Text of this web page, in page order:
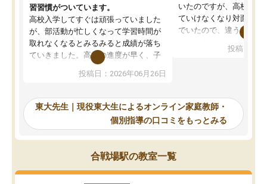
習習慣がついています。
高校入学してすぐは頑張っていました
が、部活動が忙しくなって学習時間が
取れなくなるとみるみると成績が落ち
ていきました。高校の進度が早く、子
供も家に帰って勉強の話すると嫌な反
応を示します。東大先生にお願いして
れるので、親としても安心です。毎日
使える自習室とかもあり、わからない
ところがあれば先生が回答してくれる
のも重宝しています。
投稿日：2026年06月26日
いたのですが、高校に入
ていけなくなり対面の塾
でいたので、違うアプロ
で、当初は模試でD判定
自習室が毎日使えていつ
るのが心強かったよう
謝です。
投稿日：
東大先生｜現役東大生によるオンライン家庭教師・
個別指導の口コミをもっとみる
合戦場駅の教室一覧